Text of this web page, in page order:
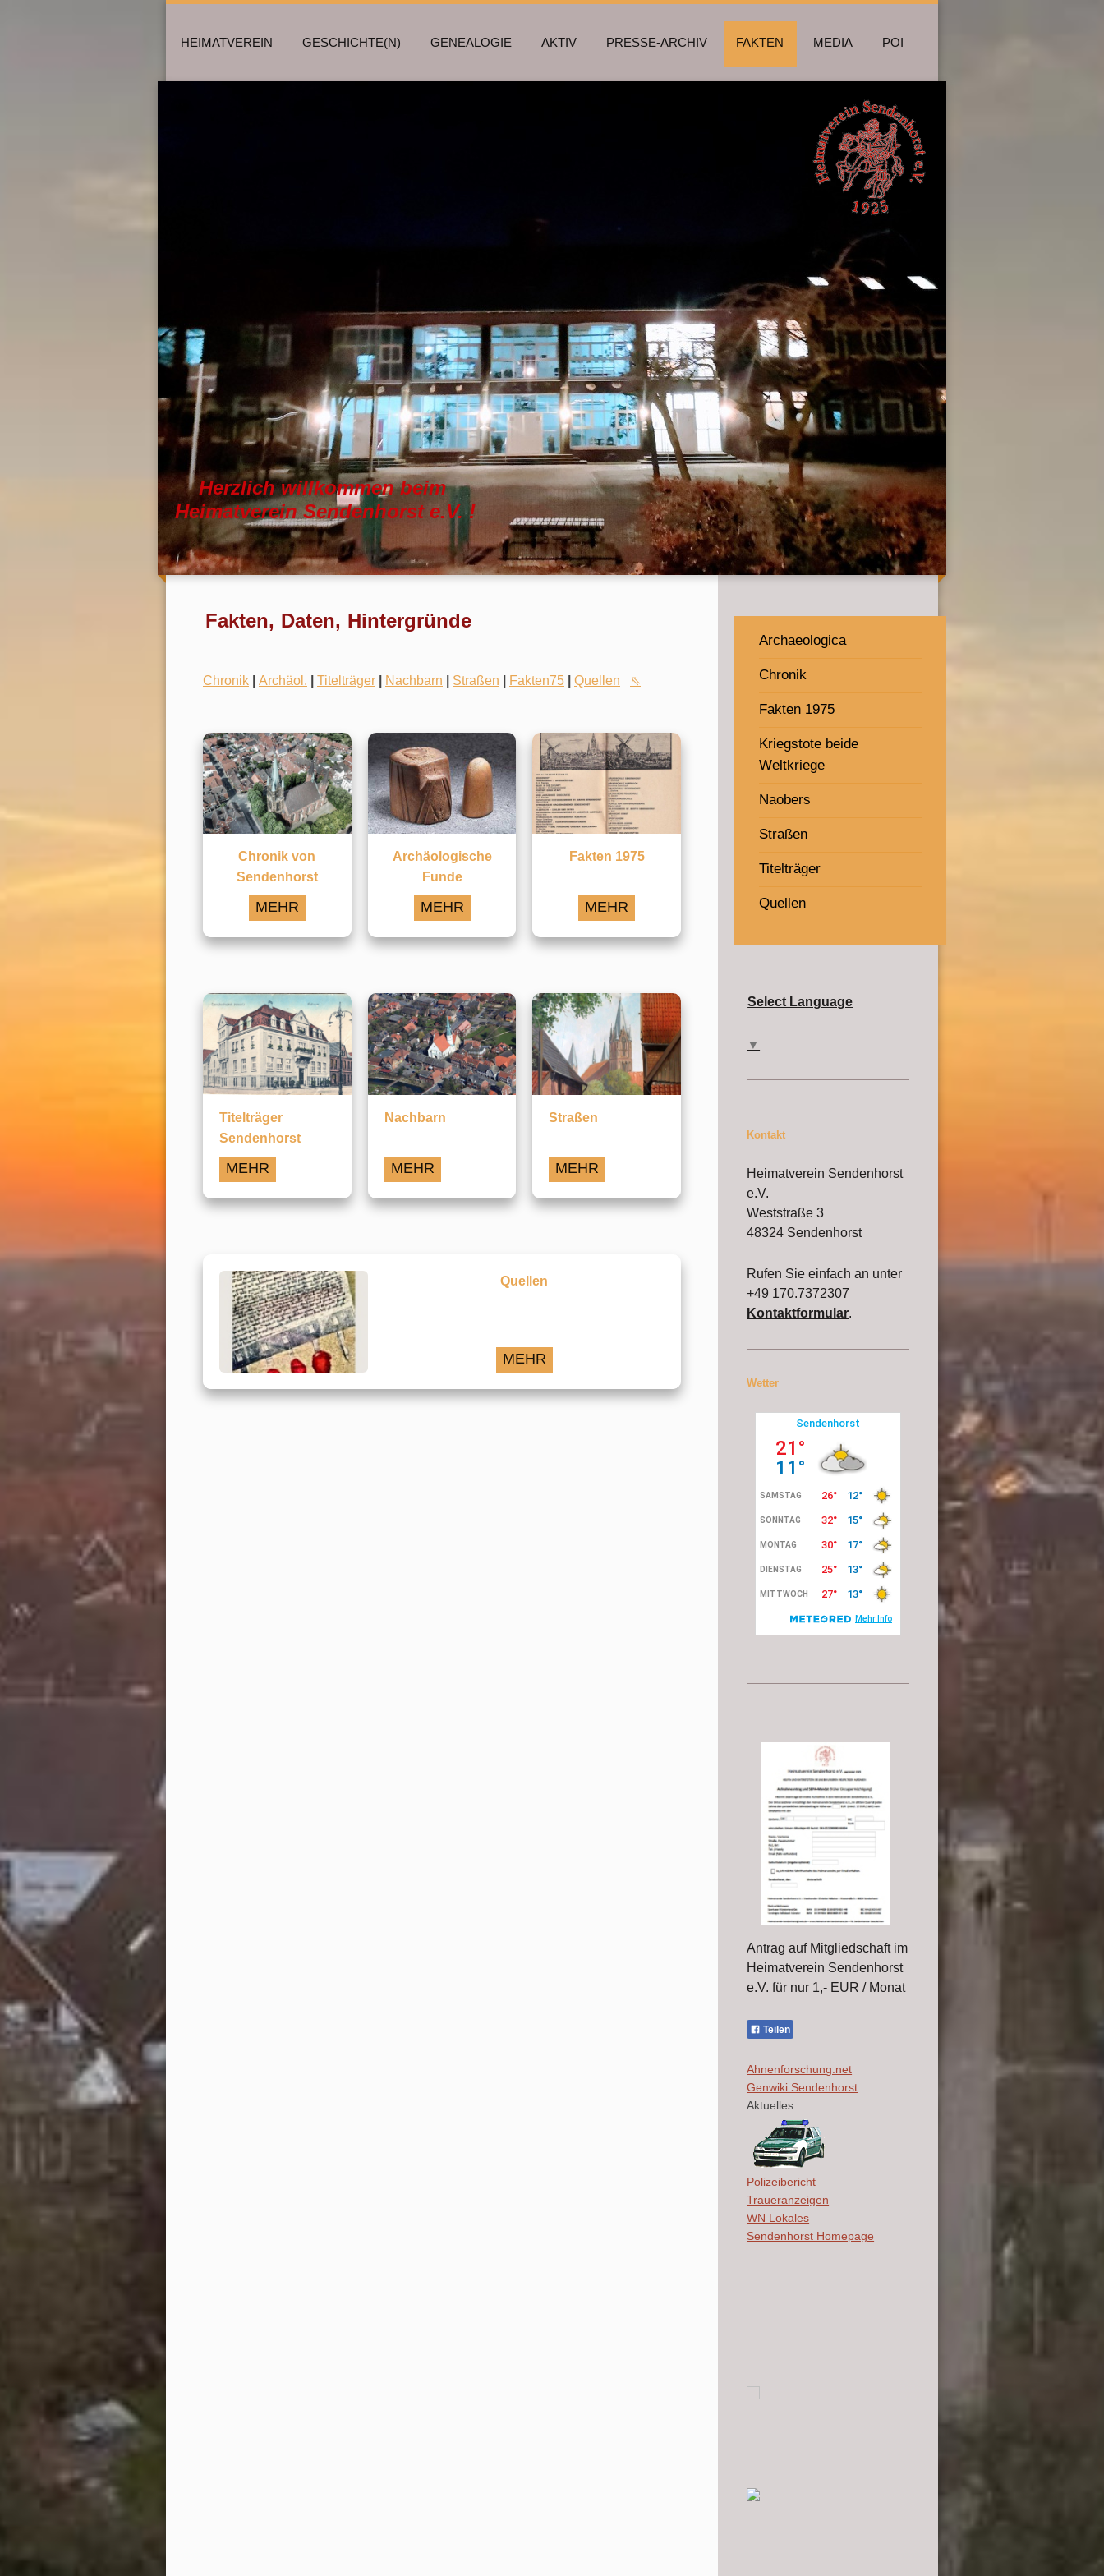
HEIMATVEREIN GESCHICHTE(N) GENEALOGIE AKTIV PRESSE-ARCHIV FAKTEN MEDIA POI
Herzlich willkommen beim
Heimatverein Sendenhorst e.V. !
Fakten, Daten, Hintergründe
Chronik Archäol. Titelträger Nachbarn Straßen Fakten75 Quellen ⇖
Chronik von
Sendenhorst
MEHR
Archäologische
Funde
MEHR
Fakten 1975
MEHR
Titelträger
Sendenhorst
MEHR
Nachbarn
MEHR
Straßen
MEHR
Quellen
MEHR
Archaeologica
Chronik
Fakten 1975
Kriegstote beide
Weltkriege
Naobers
Straßen
Titelträger
Quellen
Select Language
▼
Kontakt
Heimatverein Sendenhorst
e.V.
Weststraße 3
48324 Sendenhorst
Rufen Sie einfach an unter
+49 170.7372307
Kontaktformular.
Wetter
Antrag auf Mitgliedschaft im
Heimatverein Sendenhorst
e.V. für nur 1,- EUR / Monat
Teilen
Ahnenforschung.net
Genwiki Sendenhorst
Aktuelles
Polizeibericht
Traueranzeigen
WN Lokales
Sendenhorst Homepage